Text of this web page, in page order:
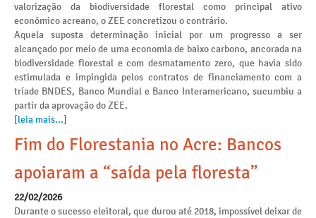
valorização da biodiversidade florestal como principal ativo
econômico acreano, o ZEE concretizou o contrário.
Aquela suposta determinação inicial por um progresso a ser
alcançado por meio de uma economia de baixo carbono, ancorada na
biodiversidade florestal e com desmatamento zero, que havia sido
estimulada e impingida pelos contratos de financiamento com a
tríade BNDES, Banco Mundial e Banco Interamericano, sucumbiu a
partir da aprovação do ZEE.
[leia mais...]
Fim do Florestania no Acre: Bancos
apoiaram a “saída pela floresta”
22/02/2026
Durante o sucesso eleitoral, que durou até 2018, impossível deixar de